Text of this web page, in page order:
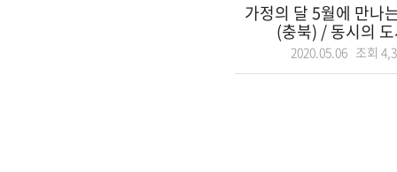
가정의 달 5월에 만나
(충북) / 동시의
2020.05.06 조회